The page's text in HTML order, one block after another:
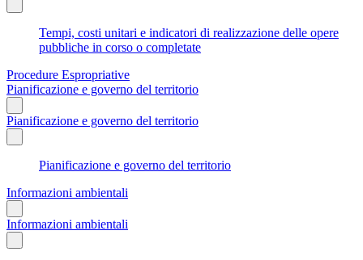
Tempi, costi unitari e indicatori di realizzazione delle opere
pubbliche in corso o completate
Procedure Espropriative
Pianificazione e governo del territorio
Pianificazione e governo del territorio
Pianificazione e governo del territorio
Informazioni ambientali
Informazioni ambientali